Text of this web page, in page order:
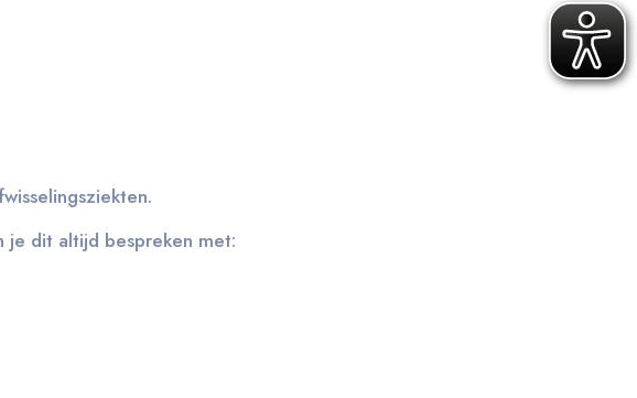
je dit altijd bespreken met: